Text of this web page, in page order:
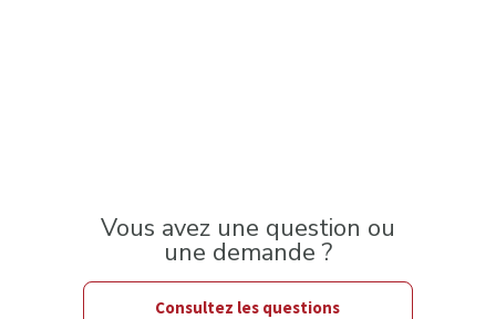
Vous avez une question ou
une demande ?
Consultez les questions